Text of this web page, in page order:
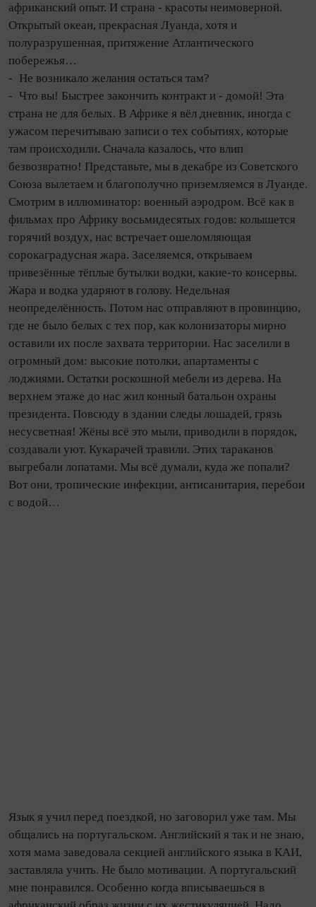
африканский опыт. И страна - красоты неимоверной.
Открытый океан, прекрасная Луанда, хотя и
полуразрушенная, притяжение Атлантического
побережья…
- Не возникало желания остаться там?
- Что вы! Быстрее закончить контракт и - домой! Эта
страна не для белых. В Африке я вёл дневник, ино­гда с
ужасом перечитываю записи о тех событиях, которые
там происходили. Сначала казалось, что влип
безвозвратно! Представьте, мы в декабре из Советского
Союза вылетаем и благополучно приземляемся в Луанде.
Смотрим в иллюминатор: военный аэродром. Всё как в
фильмах про Африку восьмидесятых годов: колышется
горячий воздух, нас встречает ошеломляющая
сорокаградусная жара. Заселяемся, открываем
привезённые тёплые бутылки водки, какие‑то консервы.
Жара и водка ударяют в голову. Недельная
неопределённость. Потом нас отправляют в провинцию,
где не было белых с тех пор, как колонизаторы мирно
оставили их после захвата территории. Нас заселили в
огромный дом: высокие потолки, апартаменты с
лоджиями. Остатки роскошной мебели из дерева. На
верхнем этаже до нас жил конный батальон охраны
президента. Повсюду в здании следы лошадей, грязь
несусветная! Жёны всё это мыли, приводили в порядок,
со­зда­вали уют. Кукарачей травили. Этих тараканов
выгребали лопатами. Мы всё думали, куда же попали?
Вот они, тропические инфекции, антисанитария, перебои
с водой…
Язык я учил перед поездкой, но заговорил уже там. Мы
общались на португальском. Английский я так и не знаю,
хотя мама заведовала секцией английского языка в КАИ,
заставляла учить. Не было мотивации. А португальский
мне понравился. Особенно ко­гда вписываешься в